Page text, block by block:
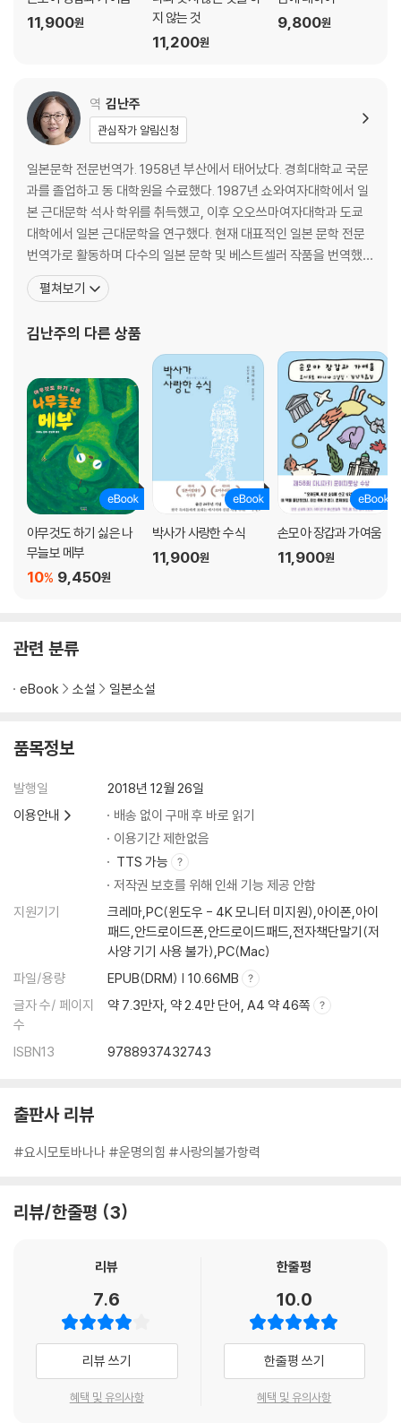
11,900원
지 않는 것
11,200원
9,800원
역 김난주
관심작가 알림신청
일본문학 전문번역가. 1958년 부산에서 태어났다. 경희대학교 국문
과를 졸업하고 동 대학원을 수료했다. 1987년 쇼와여자대학에서 일
본 근대문학 석사 학위를 취득했고, 이후 오오쓰마여자대학과 도쿄
대학에서 일본 근대문학을 연구했다. 현재 대표적인 일본 문학 전문
번역가로 활동하며 다수의 일본 문학 및 베스트셀러 작품을 번역했
다. 옮긴 책으로 『퍼스트 러브』, 『바다로 향하는 물고기들』, 『냉정과
열정 사이 Rosso』, 『나는 고양이로소이다』, 『여름의 재단』, 『반짝반
절임』, 『소란한 보통
펼쳐보기
김난주의 다른 상품
아무것도 하기 싫은 나
무늘보 메부
9,450원
10%
박사가 사랑한 수식
11,900원
손모아 장갑과 가여움
11,900원
관련 분류
eBook 소설 일본소설
품목정보
발행일
2018년 12월 26일
이용안내
배송 없이 구매 후 바로 읽기
이용기간 제한없음
TTS 가능
저작권 보호를 위해 인쇄 기능 제공 안함
지원기기
크레마,PC(윈도우 - 4K 모니터 미지원),아이폰,아이
패드,안드로이드폰,안드로이드패드,전자책단말기(저
사양 기기 사용 불가),PC(Mac)
파일/용량
EPUB(DRM) | 10.66MB
글자 수/ 페이지
수
약 7.3만자, 약 2.4만 단어, A4 약 46쪽
ISBN13 9788937432743
출판사 리뷰
#요시모토바나나 #운명의힘 #사랑의불가항력
리뷰/한줄평 3
리뷰
7.6
리뷰 쓰기
혜택 및 유의사항
한줄평
10.0
한줄평 쓰기
혜택 및 유의사항